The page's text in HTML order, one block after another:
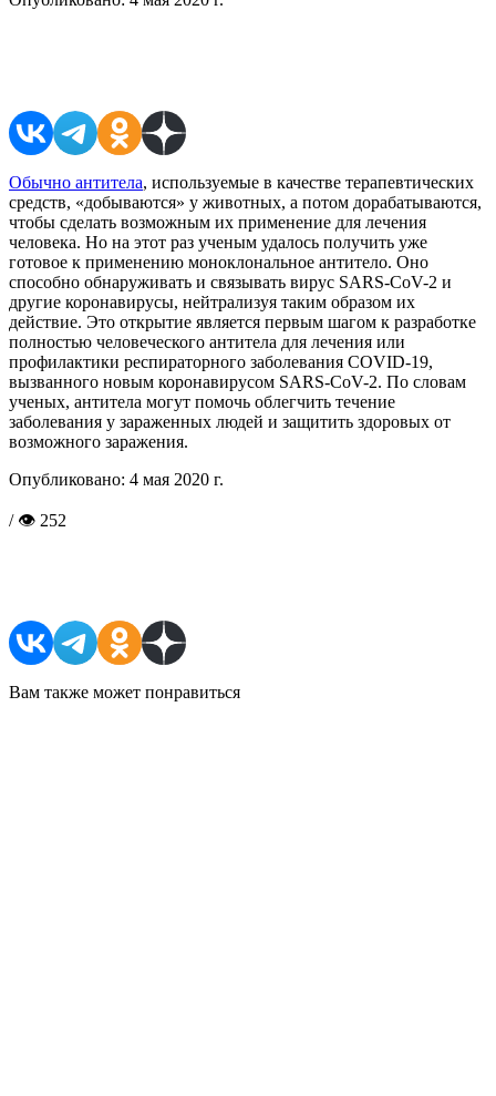
Обычно антитела, используемые в качестве терапевтических
средств, «добываются» у животных, а потом дорабатываются,
чтобы сделать возможным их применение для лечения
человека. Но на этот раз ученым удалось получить уже
готовое к применению моноклональное антитело. Оно
способно обнаруживать и связывать вирус SARS-CoV-2 и
другие коронавирусы, нейтрализуя таким образом их
действие. Это открытие является первым шагом к разработке
полностью человеческого антитела для лечения или
профилактики респираторного заболевания COVID-19,
вызванного новым коронавирусом SARS-CoV-2. По словам
ученых, антитела могут помочь облегчить течение
заболевания у зараженных людей и защитить здоровых от
возможного заражения.
Опубликовано: 4 мая 2020 г.
/ 👁 252
Вам также может понравиться